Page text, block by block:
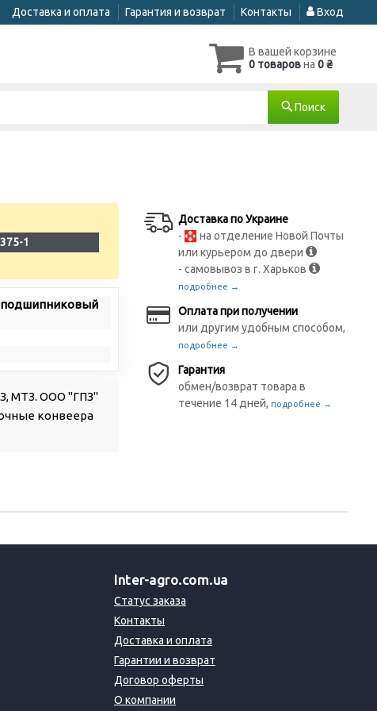
Доставка и оплата Гарантия и возврат Контакты Вход
В вашей корзине
0 товаровна 0 ₴
Поиск
1
подшипниковый
МТЗ. ООО "ГПЗ"
конвеера
Доставка по Украине
-
на отделение Новой Почты
или курьером до двери
- самовывоз в г. Харьков
подробнее →
Оплата при получении
или другим удобным способом,
подробнее →
Гарантия
обмен/возврат товара в
течение 14 дней,подробнее →
Inter-agro.com.ua
Статус заказа
Контакты
Доставка и оплата
Гарантии и возврат
Договор оферты
О компании